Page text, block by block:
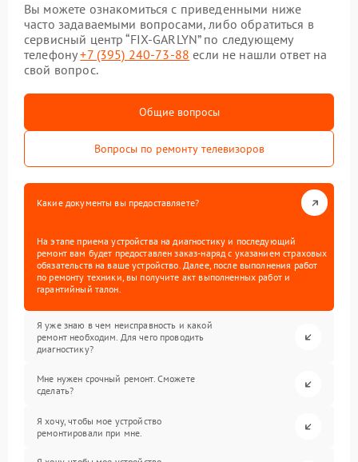
Вы можете ознакомиться с приведенными ниже
часто задаваемыми вопросами, либо обратиться в
сервисный центр “FIX-GARLYN” по следующему
телефону+7 (395) 240-73-88 если не нашли ответ на
свой вопрос.
Общие вопросы
Вопросы по ремонту телевизоров
Какие документы вы предоставляете?
На этапе приема устройства на диагностику и последующий
ремонт вам будет предоставлен заказ-наряд с указанием страховых
обязательств на ваше устройство. Далее, после выполнения работ
по ремонту техники, вы получите акт выполненных работ и
гарантийный талон.
Я уже знаю в чем неисправность и какой
ремонт необходим. Для чего проводить
диагностику?
Мне нужен срочный ремонт. Сможете
сделать?
Я хочу, чтобы мое устройство
ремонтировали при мне.